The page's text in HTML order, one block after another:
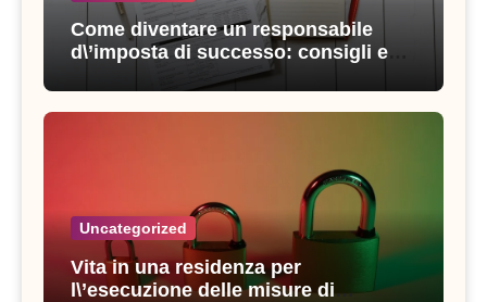
Come diventare un responsabile
d\’imposta di successo: consigli e
strategie vincenti
Uncategorized
Vita in una residenza per
l\’esecuzione delle misure di